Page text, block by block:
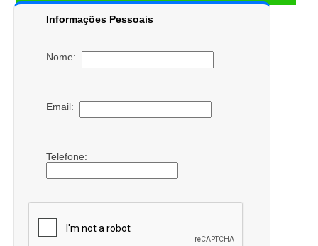
Informações Pessoais
Nome:
Email:
Telefone: